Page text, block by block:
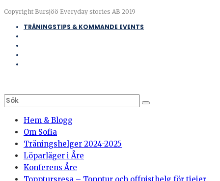
Copyright Bursjöö Everyday stories AB 2019
TRÄNINGSTIPS & KOMMANDE EVENTS
Hem & Blogg
Om Sofia
Träningshelger 2024-2025
Löparläger i Åre
Konferens Åre